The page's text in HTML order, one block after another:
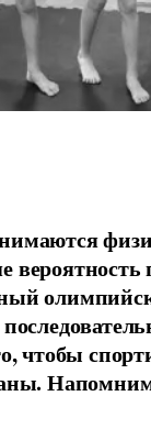
чтобы